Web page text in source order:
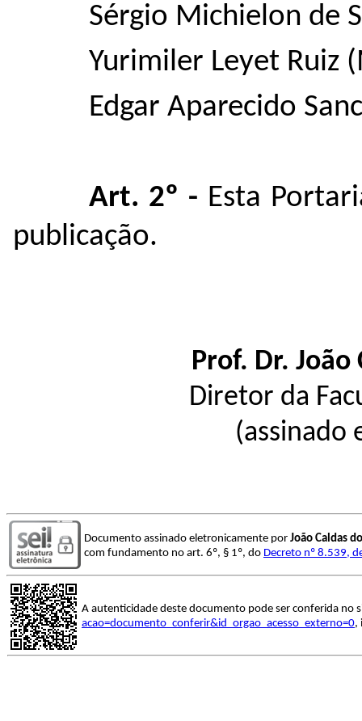
Sérgio Michielon de
Yurimiler Leyet Ruiz
Edgar Aparecido
Art. 2º - Esta
publicação.
Prof. Dr. João
Diretor da
(assinado
Documento assinado eletronicamente por João Caldas
com fundamento no art. 6º, § 1º, do Decreto nº 8.539,
A autenticidade deste documento pode ser conferida no
acao=documento_conferir&id_orgao_acesso_externo=0,